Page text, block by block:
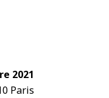
2021
Paris